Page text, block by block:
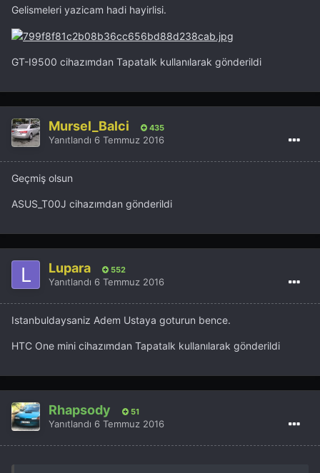
Gelismeleri yazicam hadi hayirlisi.
GT-I9500 cihazımdan Tapatalk kullanılarak gönderildi
Mursel_Balci 435
Yanıtlandı 6 Temmuz 2016
Geçmiş olsun
ASUS_T00J cihazımdan gönderildi
Lupara 552
Yanıtlandı 6 Temmuz 2016
Istanbuldaysaniz Adem Ustaya goturun bence.
HTC One mini cihazımdan Tapatalk kullanılarak gönderildi
Rhapsody 51
Yanıtlandı 6 Temmuz 2016